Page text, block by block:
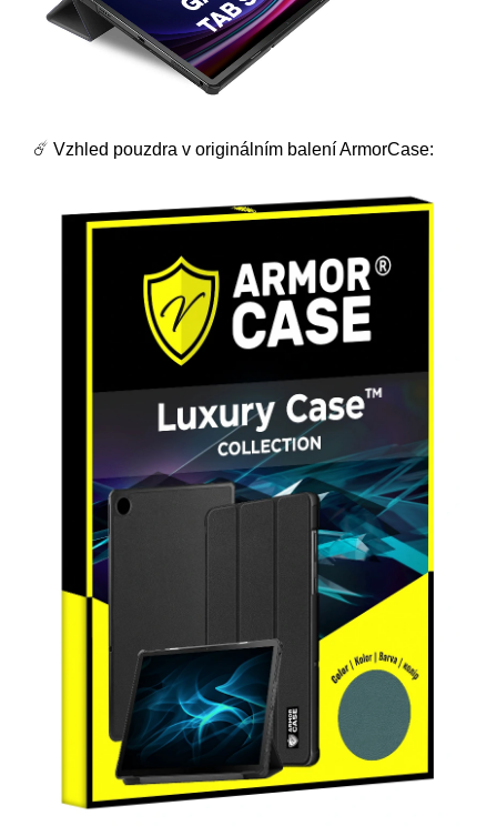
☄️ Vzhled pouzdra v originálním balení ArmorCase: